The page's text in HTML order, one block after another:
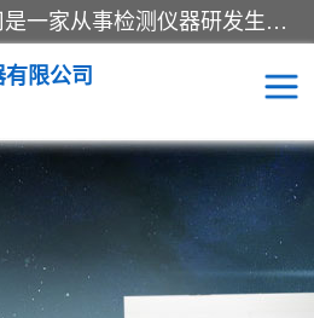
湖南兰思仪器有限公司是一家从事检测仪器研发生产销售和维修保养服务的综合型企业，产品符合国际标准可按需定制专业售前售后工程师，主要有门窗性能体验箱、门窗隔音展示箱、恒温恒湿试验箱、步入式恒温恒湿房、高低温试验箱、老化试验箱、老化试验房、恒温恒湿培养箱、水泥标准养护试验箱、电热鼓风干燥试验箱、真空干燥箱、工业烤箱、盐雾腐蚀试验箱等。
限公司
恒温恒湿试验箱
门窗体验箱